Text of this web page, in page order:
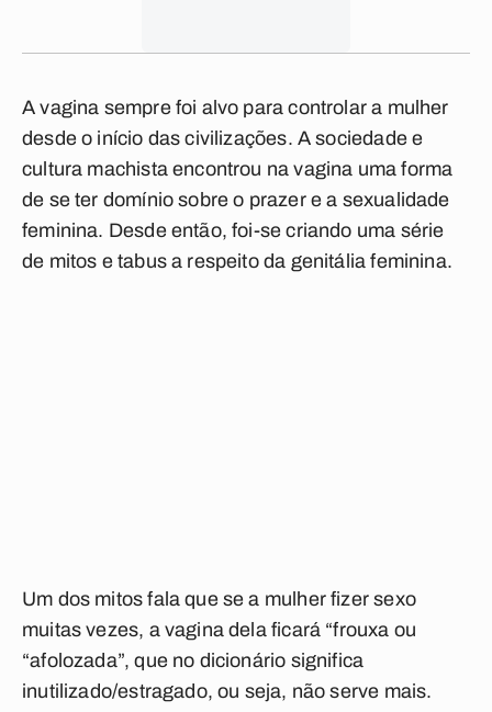
A vagina sempre foi alvo para controlar a mulher
desde o início das civilizações. A sociedade e
cultura machista encontrou na vagina uma forma
de se ter domínio sobre o prazer e a sexualidade
feminina. Desde então, foi-se criando uma série
de mitos e tabus a respeito da genitália feminina.
Um dos mitos fala que se a mulher fizer sexo
muitas vezes, a vagina dela ficará “frouxa ou
“afolozada”, que no dicionário significa
inutilizado/estragado, ou seja, não serve mais.